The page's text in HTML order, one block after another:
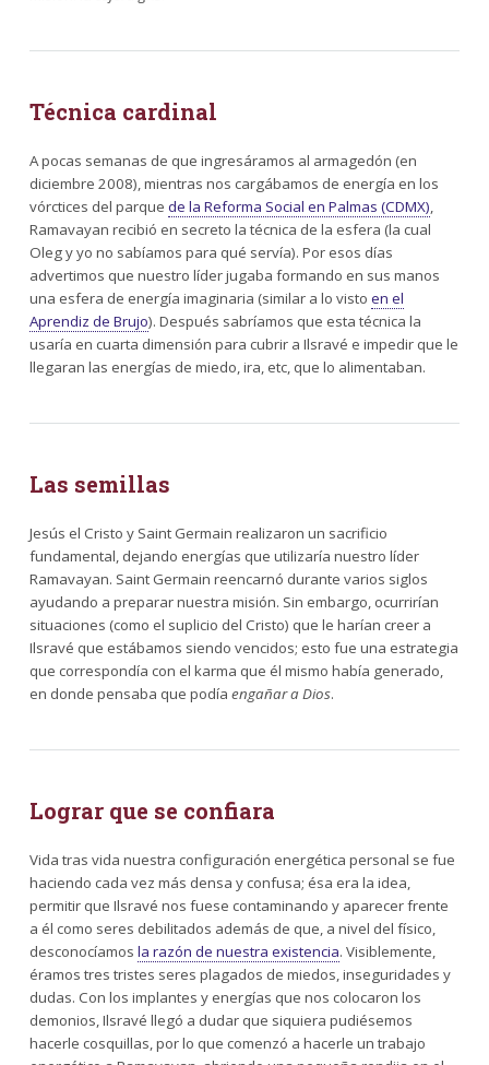
Técnica cardinal
A pocas semanas de que ingresáramos al armagedón (en
diciembre 2008), mientras nos cargábamos de energía en los
vórctices del parque de la Reforma Social en Palmas (CDMX),
Ramavayan recibió en secreto la técnica de la esfera (la cual
Oleg y yo no sabíamos para qué servía). Por esos días
advertimos que nuestro líder jugaba formando en sus manos
una esfera de energía imaginaria (similar a lo visto en el
Aprendiz de Brujo). Después sabríamos que esta técnica la
usaría en cuarta dimensión para cubrir a Ilsravé e impedir que le
llegaran las energías de miedo, ira, etc, que lo alimentaban.
Las semillas
Jesús el Cristo y Saint Germain realizaron un sacrificio
fundamental, dejando energías que utilizaría nuestro líder
Ramavayan. Saint Germain reencarnó durante varios siglos
ayudando a preparar nuestra misión. Sin embargo, ocurrirían
situaciones (como el suplicio del Cristo) que le harían creer a
Ilsravé que estábamos siendo vencidos; esto fue una estrategia
que correspondía con el karma que él mismo había generado,
en donde pensaba que podía engañar a Dios.
Lograr que se confiara
Vida tras vida nuestra configuración energética personal se fue
haciendo cada vez más densa y confusa; ésa era la idea,
permitir que Ilsravé nos fuese contaminando y aparecer frente
a él como seres debilitados además de que, a nivel del físico,
desconocíamos la razón de nuestra existencia. Visiblemente,
éramos tres tristes seres plagados de miedos, inseguridades y
dudas. Con los implantes y energías que nos colocaron los
demonios, Ilsravé llegó a dudar que siquiera pudiésemos
hacerle cosquillas, por lo que comenzó a hacerle un trabajo